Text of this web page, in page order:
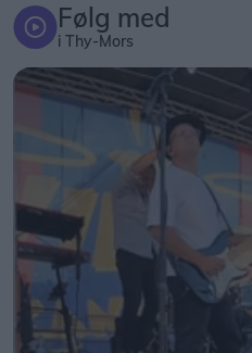
Følg med
i Thy-Mors